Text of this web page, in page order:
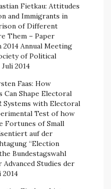
Fietkau: Attitudes
and Immigrants in
of Different
Them – Paper
Annual Meeting
of Political
2014
Faas: How
Shape Electoral
Systems with Electoral
Test of how
Fortunes of Small
auf der
“Election
Bundestagswahl
Advanced Studies der
2014